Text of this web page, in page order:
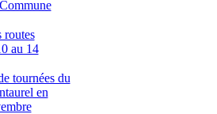
routes
au 14
tournées du
en